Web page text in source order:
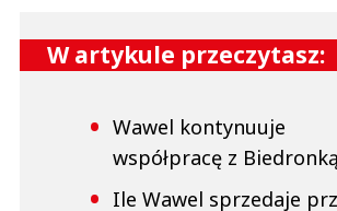
W artykule przeczytasz:
Wawel kontynuuje
współpracę z Biedronką
Ile Wawel sprzedaje